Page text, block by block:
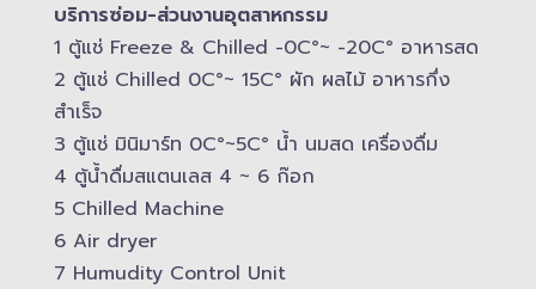
บริการซ่อม-​ส่วนงานอุตสาหกรรม
1 ตู้แช่ Freeze &​ Chilled -​0C°~ -​20C° อาหารสด
2 ตู้แช่ Chilled​ 0C°~ 15C° ผัก ผลไม้ อาหารกึ่ง
สำเร็จ
3 ตู้แช่​ มินิมาร์ท 0C°~5C° น้ำ นมสด เครื่องดื่ม
4 ตู้น้ำดื่มสแตนเลส​ 4 ~ 6 ก๊อก
5 Chilled Mac​hine
6 Air dryer
7 Humudity Control Unit